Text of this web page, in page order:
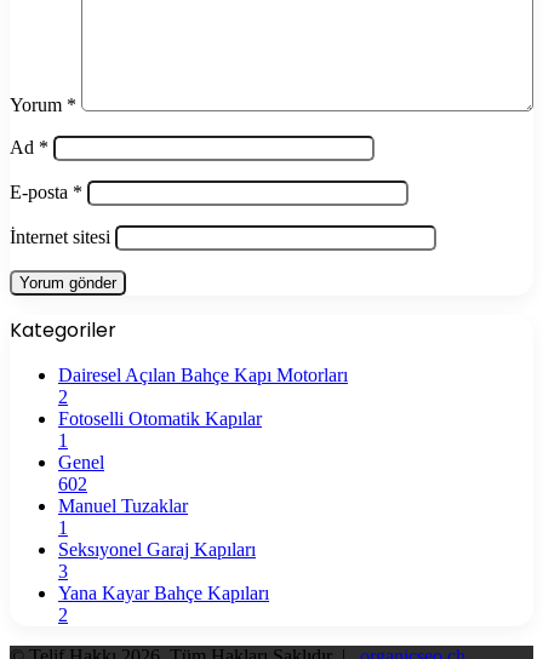
Yorum *
Ad *
E-posta *
İnternet sitesi
Kategoriler
Dairesel Açılan Bahçe Kapı Motorları
2
Fotoselli Otomatik Kapılar
1
Genel
602
Manuel Tuzaklar
1
Seksıyonel Garaj Kapıları
3
Yana Kayar Bahçe Kapıları
2